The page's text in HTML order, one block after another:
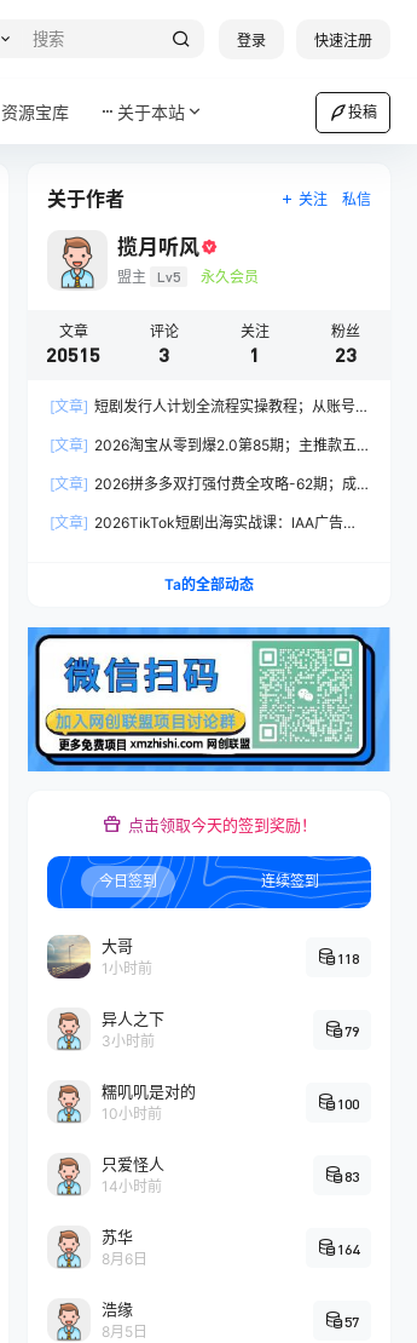
登录 快速注册
资源宝库 关于本站 投稿
关于作者 关注 私信
揽月听风
盟主 Lv5 永久会员
文章
20515
评论
3
关注
1
粉丝
23
[文章] 短剧发行人计划全流程实操教程；从账号
手出单
[文章] 2026淘宝从零到爆2.0第85期；主推款五
基础权重
[文章] 2026拼多多双打强付费全攻略-62期；成
劣势与选择策略
[文章] 2026TikTok短剧出海实战课：IAA广告分
Ta的全部动态
点击领取今天的签到奖励！
今日签到 连续签到
大哥
1小时前
118
异人之下
3小时前
79
糯叽叽是对的
10小时前
100
只爱怪人
14小时前
83
苏华
8月6日
164
浩缘
8月5日
57